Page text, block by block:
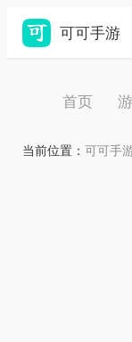
可可手游
首页
当前位置： 可可手